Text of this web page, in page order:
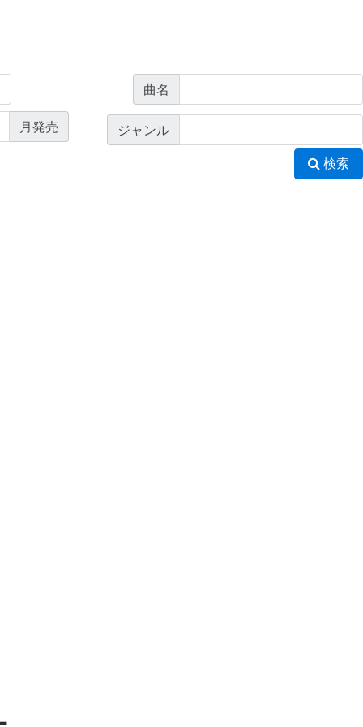
曲名
月発売 ジャンル
検索